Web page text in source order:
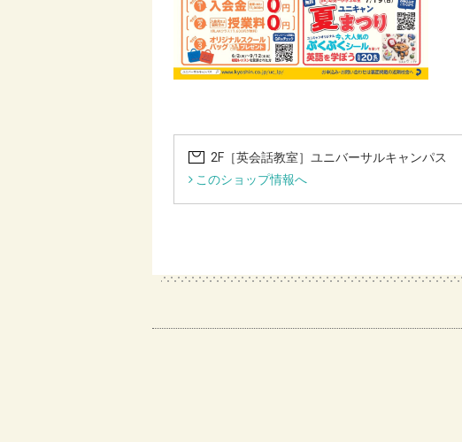
2F［英会話教室］ユニバーサルキャンパス
このショップ情報へ